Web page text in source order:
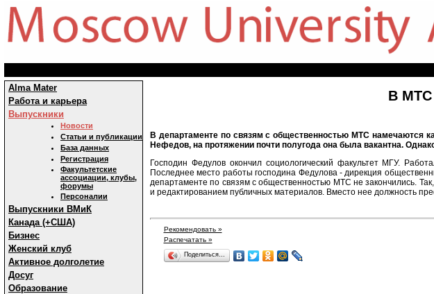
Alma Mater
Работа и карьера
Выпускники
Новости
Статьи и публикации
База данных
Регистрация
Факультетские
ассоциации, клубы,
форумы
Персоналии
Выпускники ВМиК
Канада (+США)
Бизнес
Женский клуб
Активное долголетие
Досуг
Образование
В МТС
В департаменте по связям с общественностью МТС намечаются
Нефедов, на протяжении почти полугода она была вакантна.
Господин Федулов окончил социологический факультет МГУ.
Последнее место работы господина Федулова - дирекция
департаменте по связям с общественностью МТС не закончились.
и редактированием публичных материалов. Вместо нее должность
Рекомендовать »
Распечатать »
Поделиться…